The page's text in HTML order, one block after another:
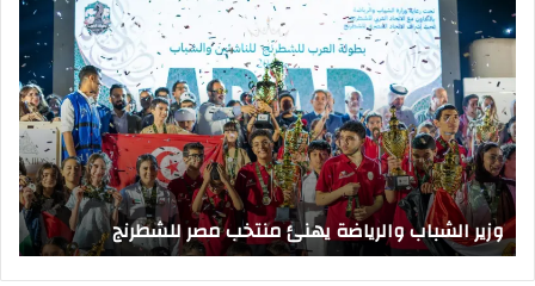
الشباب
والرياضة
يهنئ
منتخب
مصر
للشطرنج
وزير الشباب والرياضة يهنئ منتخب مصر للشطرنج